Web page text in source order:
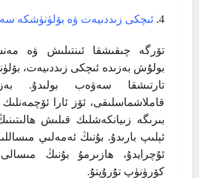
ئىچكى زىددىيەت ۋە بۆلۈنۈشكە
تۆرگە چىقىشقا ئىنتىلىش ۋە
بولۇش بەزىدە ئىچكى زىددىيەت،
تارتىشقا سەۋەب بولىدۇ.
قاملاشماسلىقى، ئۆز ئارا
بىرىگە زىيانكەشلىك قىلىش
ئېلىپ بارىدۇ. بۇنىڭ ئەمەلىي
ئۇچرايدۇ، ھازىرمۇ بۇنىڭ مىسالى
كۆرۈنۈپ تۇرۇپتۇ.